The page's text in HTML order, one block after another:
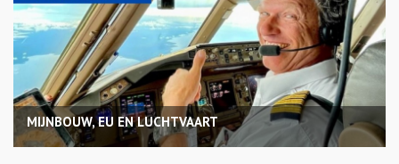
MIJNBOUW, EU EN LUCHTVAART